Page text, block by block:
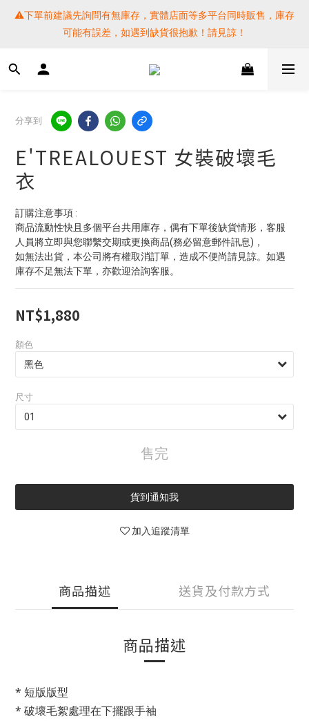
⚠️下單前建議先詢問有無庫存，實體店面等多平台同時販售，庫存
可能有誤差，如遇到缺貨很抱歉！請見諒！
⚠️下單前建議先詢問有無庫存，實體店面等多平台同時販售，庫存
可能有誤差，如遇到缺貨很抱歉！請見諒！
SF EXPRESS WORLD SHIPPING
提醒各位⚠️下單後寄出，請務必在時間內完成取貨才是乖寶寶呦~
如未取貨必須支付運費! 謝謝
⚠️下單前建議先詢問有無庫存，實體店面等多平台同時販售，庫存
分享到
E'TREALOUEST 女裝破壞毛
衣
訂購注意事項 :
商品流動性快且多個平台共用庫存，偶有下單後缺貨情形，客服
人員將立即與您聯繫交期或更換商品(務必留意郵件訊息)，
如無法出貨，本公司將有權取消訂單，造成不便尚請見諒。如遇
庫存不足無法下單，亦歡迎洽詢客服。
NT$1,880
顏色
尺寸
售完
貨到通知我
加入追蹤清單
商品描述 送貨及付款方式
商品描述
* 短版版型
* 破壞毛絮處理在下擺跟手袖